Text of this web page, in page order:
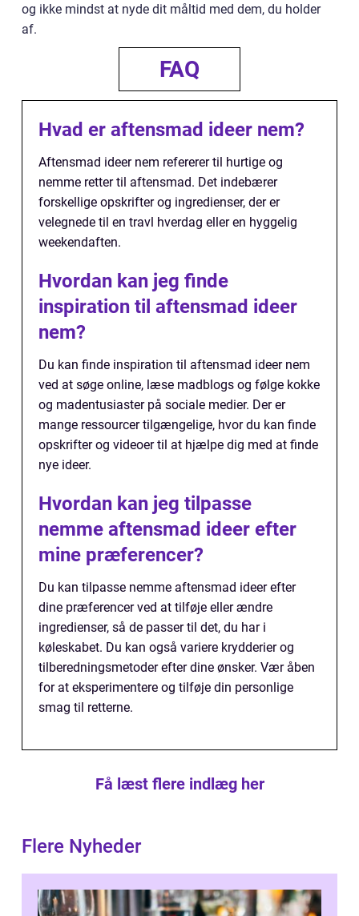
og ikke mindst at nyde dit måltid med dem, du holder
af.
FAQ
Hvad er aftensmad ideer nem?
Aftensmad ideer nem refererer til hurtige og
nemme retter til aftensmad. Det indebærer
forskellige opskrifter og ingredienser, der er
velegnede til en travl hverdag eller en hyggelig
weekendaften.
Hvordan kan jeg finde
inspiration til aftensmad ideer
nem?
Du kan finde inspiration til aftensmad ideer nem
ved at søge online, læse madblogs og følge kokke
og madentusiaster på sociale medier. Der er
mange ressourcer tilgængelige, hvor du kan finde
opskrifter og videoer til at hjælpe dig med at finde
nye ideer.
Hvordan kan jeg tilpasse
nemme aftensmad ideer efter
mine præferencer?
Du kan tilpasse nemme aftensmad ideer efter
dine præferencer ved at tilføje eller ændre
ingredienser, så de passer til det, du har i
køleskabet. Du kan også variere krydderier og
tilberedningsmetoder efter dine ønsker. Vær åben
for at eksperimentere og tilføje din personlige
smag til retterne.
Få læst flere indlæg her
Flere Nyheder